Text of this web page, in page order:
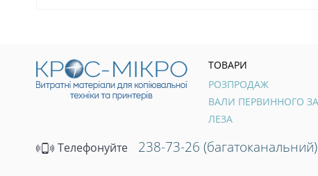
ТОВАРИ
РОЗПРОДАЖ
ЛЕЗА
Телефонуйте 238-73-26 (багатоканальний)